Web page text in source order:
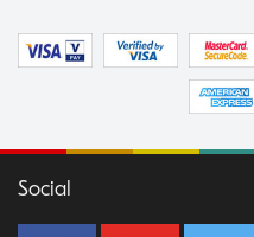
Social